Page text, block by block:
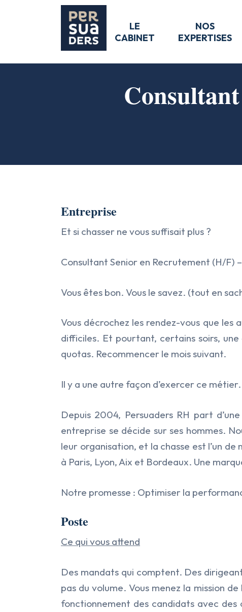
Hit enter to search or ESC to close
LE
CABINET
NOS
EXPERTISES
Entreprise
Et si chasser ne vous suffisait plus ?
Consultant Senior en Recrutement (H/F)
Vous êtes bon. Vous le savez. (tout en
Vous décrochez les rendez-vous que les
difficiles. Et pourtant, certains soirs,
quotas. Recommencer le mois suivant.
Il y a une autre façon d’exercer ce métier.
Depuis 2004, Persuaders RH part
entreprise se décide sur ses hommes.
leur organisation, et la chasse est l’un
à Paris, Lyon, Aix et Bordeaux. Une
Notre promesse : Optimiser la
Poste
Ce qui vous attend
Des mandats qui comptent. Des
pas du volume. Vous menez la mission
fonctionnement des candidats avec des